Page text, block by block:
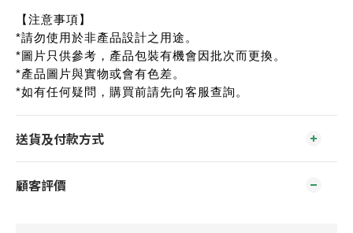
【注意事項】
*請勿使用於非產品設計之用途。
*圖片只供參考，產品包裝有機會因批次而更換。
*產品圖片與實物或會有色差。
*如有任何疑問，購買前請先向客服查詢。
送貨及付款方式
顧客評價